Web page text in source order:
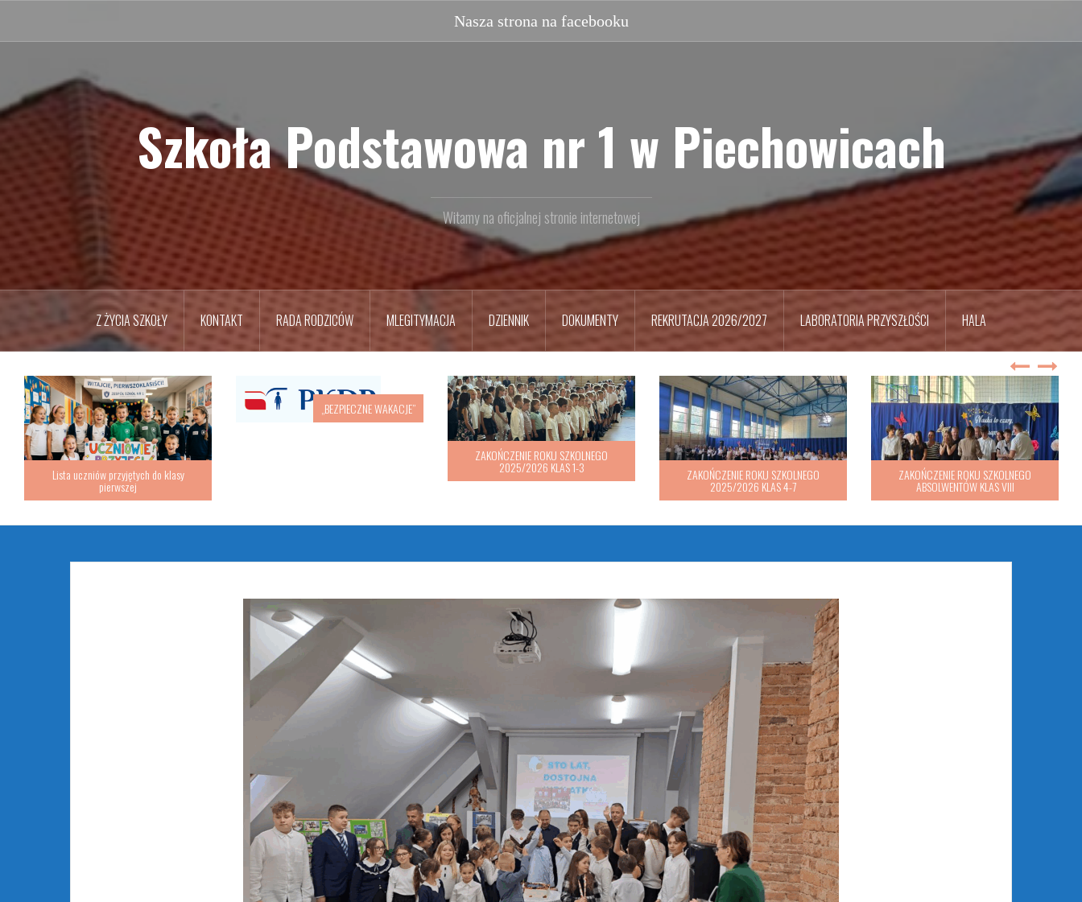
treści
facebook
Szkoła Podstawowa nr 1 w Piechowicach
Witamy na oficjalnej stronie internetowej
Z ŻYCIA SZKOŁY KONTAKT RADA RODZICÓW MLEGITYMACJA DZIENNIK DOKUMENTY REKRUTACJA 2026/2027 LABORATORIA PRZYSZŁOŚCI HALA
Lista uczniów przyjętych do klasy
pierwszej
„BEZPIECZNE WAKACJE”
ZAKOŃCZENIE ROKU SZKOLNEGO
2025/2026 KLAS 1-3 ZAKOŃCZENIE ROKU SZKOLNEGO
2025/2026 KLAS 4-7
ZAKOŃCZENIE ROKU SZKOLNEGO
ABSOLWENTÓW KLAS VIII